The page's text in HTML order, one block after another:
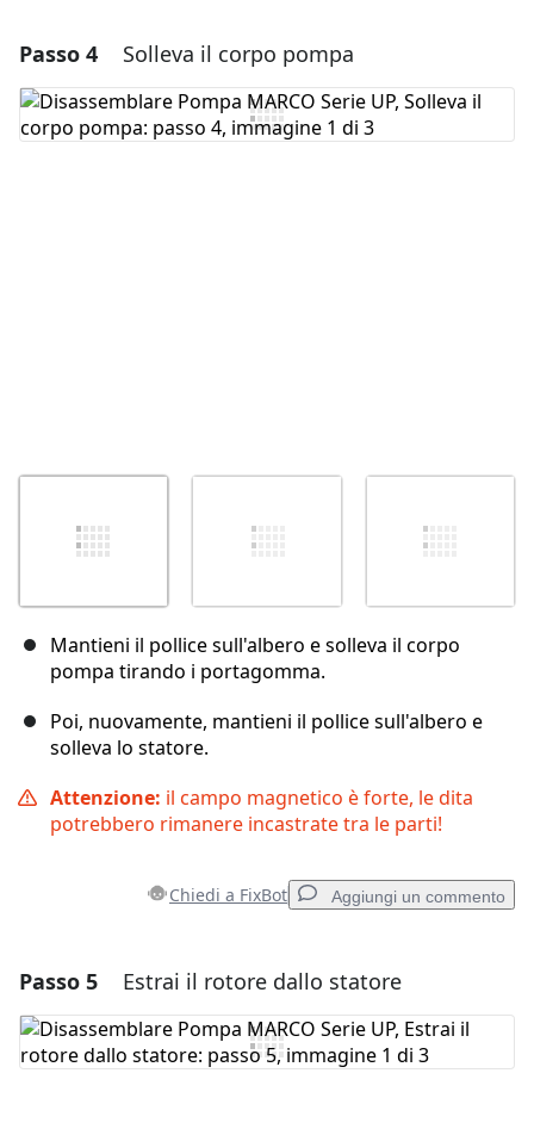
Aggiungi un commento
Aggiungi Commento
Passo 4 Solleva il corpo pompa
Mantieni il pollice sull'albero e solleva il corpo
pompa tirando i portagomma.
Poi, nuovamente, mantieni il pollice sull'albero e
solleva lo statore.
Attenzione: il campo magnetico è forte, le dita
potrebbero rimanere incastrate tra le parti!
Chiedi a FixBot Aggiungi un commento
Aggiungi un commento
Aggiungi Commento
Passo 5 Estrai il rotore dallo statore